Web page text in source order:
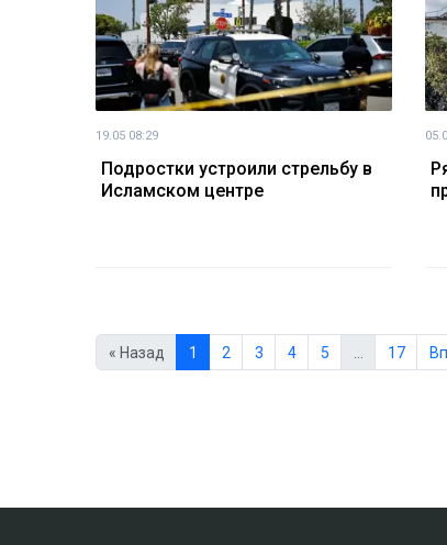
19.05 08:29
Подростки устроили стрельбу в
Исламском центре
« Назад 1 2 3 4 5 17